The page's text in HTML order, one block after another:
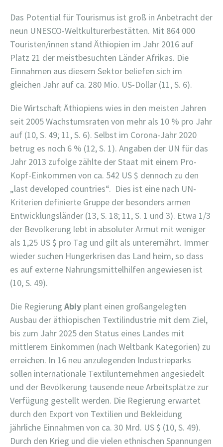
Das Potential für Tourismus ist groß in Anbetracht der
neun UNESCO-Weltkulturerbestätten. Mit 864 000
Touristen/innen stand Äthiopien im Jahr 2016 auf
Platz 21 der meistbesuchten Länder Afrikas. Die
Einnahmen aus diesem Sektor beliefen sich im
gleichen Jahr auf ca. 280 Mio. US-Dollar (11, S. 6).
Die Wirtschaft Äthiopiens wies in den meisten Jahren
seit 2005 Wachstumsraten von mehr als 10 % pro Jahr
auf (10, S. 49; 11, S. 6). Selbst im Corona-Jahr 2020
betrug es noch 6 % (12, S. 1). Angaben der UN für das
Jahr 2013 zufolge zählte der Staat mit einem Pro-
Kopf-Einkommen von ca. 542 US $ dennoch zu den
„last developed countries“. Dies ist eine nach UN-
Kriterien definierte Gruppe der besonders armen
Entwicklungsländer (13, S. 18; 11, S. 1 und 3). Etwa 1/3
der Bevölkerung lebt in absoluter Armut mit weniger
als 1,25 US $ pro Tag und gilt als unterernährt. Immer
wieder suchen Hungerkrisen das Land heim, so dass
es auf externe Nahrungsmittelhilfen angewiesen ist
(10, S. 49).
Die Regierung Abiy plant einen großangelegten
Ausbau der äthiopischen Textilindustrie mit dem Ziel,
bis zum Jahr 2025 den Status eines Landes mit
mittlerem Einkommen (nach Weltbank Kategorien) zu
erreichen. In 16 neu anzulegenden Industrieparks
sollen internationale Textilunternehmen angesiedelt
und der Bevölkerung tausende neue Arbeitsplätze zur
Verfügung gestellt werden. Die Regierung erwartet
durch den Export von Textilien und Bekleidung
jährliche Einnahmen von ca. 30 Mrd. US $ (10, S. 49).
Durch den Krieg und die vielen ethnischen Spannungen